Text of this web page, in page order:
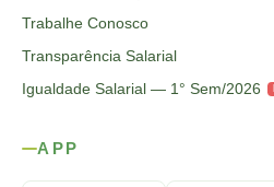
Trabalhe Conosco
Transparência Salarial
Igualdade Salarial — 1° Sem/2026
APP